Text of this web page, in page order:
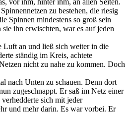
zu bestehen, die riesig
Spinnen mindestens so groß sein
ihn erwischten, war es auf jeden
Luft an und ließ sich weiter in die
ständig im Kreis, achtete
nicht zu nahe zu kommen. Doch
nach Unten zu schauen. Denn dort
zugeschnappt. Er saß im Netz einer
sich mit jeder
und mehr darin. Es war vorbei. Er